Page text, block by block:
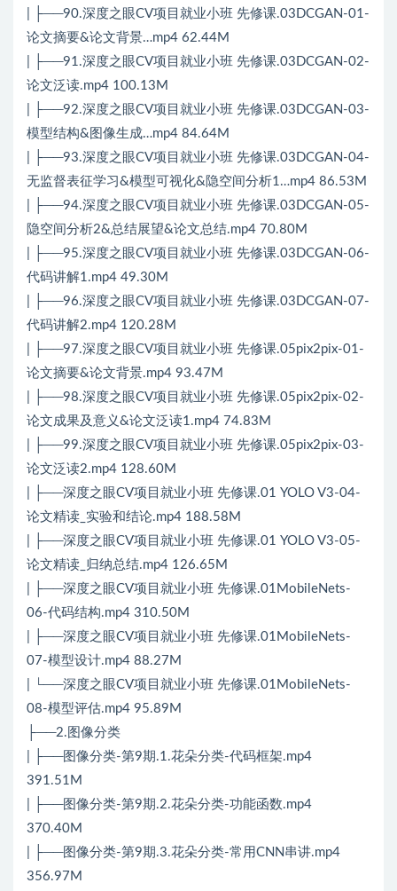
| ├──90.深度之眼CV项目就业小班 先修课.03DCGAN-01-
论文摘要&论文背景…mp4 62.44M
| ├──91.深度之眼CV项目就业小班 先修课.03DCGAN-02-
论文泛读.mp4 100.13M
| ├──92.深度之眼CV项目就业小班 先修课.03DCGAN-03-
模型结构&图像生成…mp4 84.64M
| ├──93.深度之眼CV项目就业小班 先修课.03DCGAN-04-
无监督表征学习&模型可视化&隐空间分析1…mp4 86.53M
| ├──94.深度之眼CV项目就业小班 先修课.03DCGAN-05-
隐空间分析2&总结展望&论文总结.mp4 70.80M
| ├──95.深度之眼CV项目就业小班 先修课.03DCGAN-06-
代码讲解1.mp4 49.30M
| ├──96.深度之眼CV项目就业小班 先修课.03DCGAN-07-
代码讲解2.mp4 120.28M
| ├──97.深度之眼CV项目就业小班 先修课.05pix2pix-01-
论文摘要&论文背景.mp4 93.47M
| ├──98.深度之眼CV项目就业小班 先修课.05pix2pix-02-
论文成果及意义&论文泛读1.mp4 74.83M
| ├──99.深度之眼CV项目就业小班 先修课.05pix2pix-03-
论文泛读2.mp4 128.60M
| ├──深度之眼CV项目就业小班 先修课.01 YOLO V3-04-
论文精读_实验和结论.mp4 188.58M
| ├──深度之眼CV项目就业小班 先修课.01 YOLO V3-05-
论文精读_归纳总结.mp4 126.65M
| ├──深度之眼CV项目就业小班 先修课.01MobileNets-
06-代码结构.mp4 310.50M
| ├──深度之眼CV项目就业小班 先修课.01MobileNets-
07-模型设计.mp4 88.27M
| └──深度之眼CV项目就业小班 先修课.01MobileNets-
08-模型评估.mp4 95.89M
├──2.图像分类
| ├──图像分类-第9期.1.花朵分类-代码框架.mp4
391.51M
| ├──图像分类-第9期.2.花朵分类-功能函数.mp4
370.40M
| ├──图像分类-第9期.3.花朵分类-常用CNN串讲.mp4
356.97M